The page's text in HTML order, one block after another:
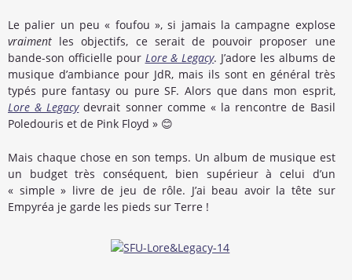
Le palier un peu « foufou », si jamais la campagne explose
vraiment les objectifs, ce serait de pouvoir proposer une
bande-son officielle pour Lore & Legacy. J’adore les albums de
musique d’ambiance pour JdR, mais ils sont en général très
typés pure fantasy ou pure SF. Alors que dans mon esprit,
Lore & Legacydevrait sonner comme « la rencontre de Basil
Poledouris et de Pink Floyd » 😊
Mais chaque chose en son temps. Un album de musique est
un budget très conséquent, bien supérieur à celui d’un
« simple » livre de jeu de rôle. J’ai beau avoir la tête sur
Empyréa je garde les pieds sur Terre !